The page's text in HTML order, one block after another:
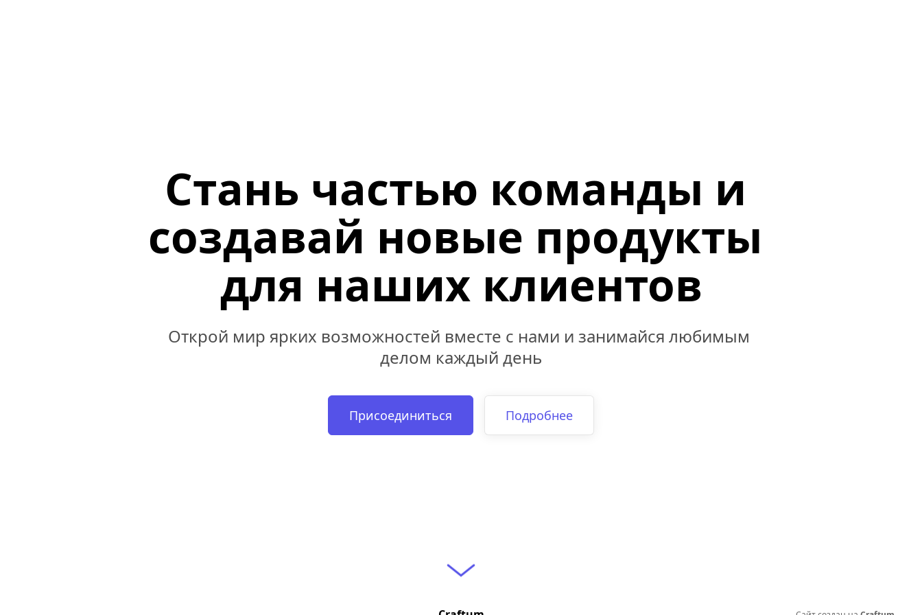
Стань частью команды и
создавай новые продукты
для наших клиентов
Открой мир ярких возможностей вместе с нами и занимайся любимым
делом каждый день
Присоединиться Подробнее